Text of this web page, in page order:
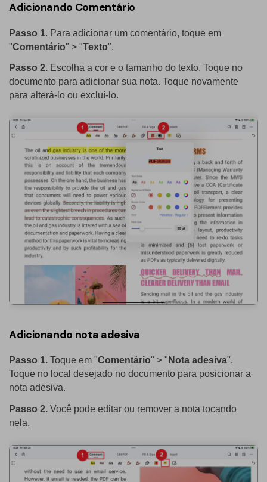
Adicionando Comentário
Passo 1. Para adicionar um comentário, toque em
"Comentário" > "Texto".
Passo 2. Escolha a cor e o tamanho do texto. Toque no
documento para adicionar sua nota. Toque novamente
para alterá-lo ou excluí-lo.
Adicionando nota adesiva
Passo 1. Toque em "Comentário" > " Nota adesiva".
Toque no local desejado no documento para posicionar a
nota adesiva.
Passo 2. Você pode editar ou remover a nota tocando
nela.